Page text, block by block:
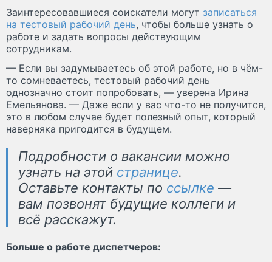
Заинтересовавшиеся соискатели могут записаться
на тестовый рабочий день, чтобы больше узнать о
работе и задать вопросы действующим
сотрудникам.
— Если вы задумываетесь об этой работе, но в чём-
то сомневаетесь, тестовый рабочий день
однозначно стоит попробовать, — уверена Ирина
Емельянова. — Даже если у вас что-то не получится,
это в любом случае будет полезный опыт, который
наверняка пригодится в будущем.
Подробности о вакансии можно
узнать на этой странице.
Оставьте контакты по ссылке —
вам позвонят будущие коллеги и
всё расскажут.
Больше о работе диспетчеров: